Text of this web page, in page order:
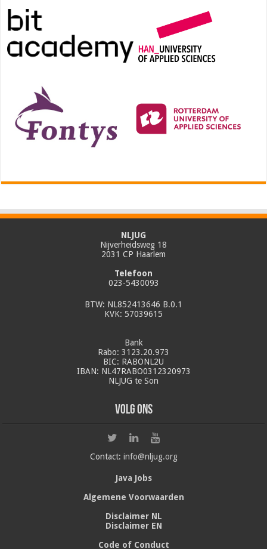
NLJUG
Nijverheidsweg 18
2031 CP Haarlem
Telefoon
023-5430093
BTW: NL852413646 B.0.1
KVK: 57039615
Bank
Rabo: 3123.20.973
BIC: RABONL2U
IBAN: NL47RABO0312320973
NLJUG te Son
Volg ons
Contact: info@nljug.org
Java Jobs
Algemene Voorwaarden
Disclaimer NL
Disclaimer EN
Code of Conduct